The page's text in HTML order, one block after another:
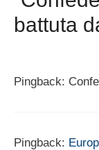
battuta
Pingback:
Pingback: